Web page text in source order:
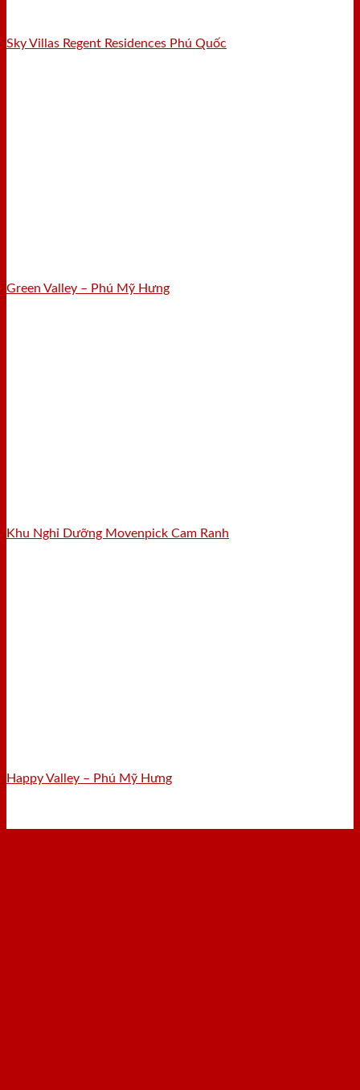
Sky Villas Regent Residences Phú Quốc
Green Valley – Phú Mỹ Hưng
Khu Nghỉ Dưỡng Movenpick Cam Ranh
Happy Valley – Phú Mỹ Hưng